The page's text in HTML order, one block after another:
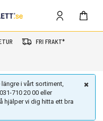
FRI FRAKT*
i vårt sortiment,
710 20 00 eller
hjälper vi dig hitta ett bra